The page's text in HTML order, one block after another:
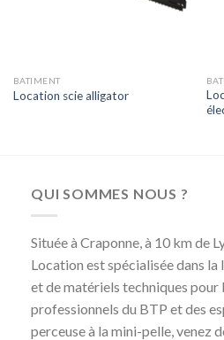
BATIMENT
Location scie alligator
QUI SOMMES NOUS ?
Située à Craponne, à 10 km de
Location est spécialisée dans
et de matériels techniques pour
professionnels du BTP et des
perceuse à la mini-pelle, venez